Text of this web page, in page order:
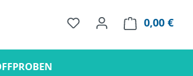
0,00 €